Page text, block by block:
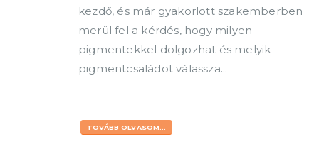
kezdő, és már gyakorlott szakemberben
merül fel a kérdés, hogy milyen
pigmentekkel dolgozhat és melyik
pigmentcsaládot válassza...
TOVÁBB OLVASOM...